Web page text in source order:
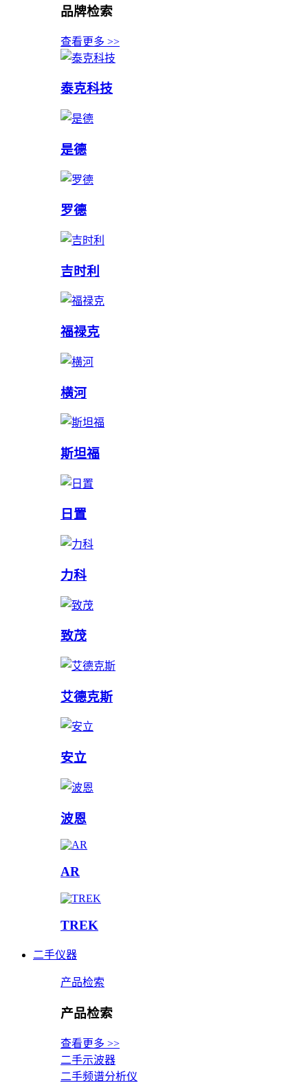
品牌检索
查看更多 >>
泰克科技
是德
罗德
吉时利
福禄克
横河
斯坦福
日置
力科
致茂
艾德克斯
安立
波恩
AR
TREK
二手仪器
产品检索
产品检索
查看更多 >>
二手示波器
二手频谱分析仪